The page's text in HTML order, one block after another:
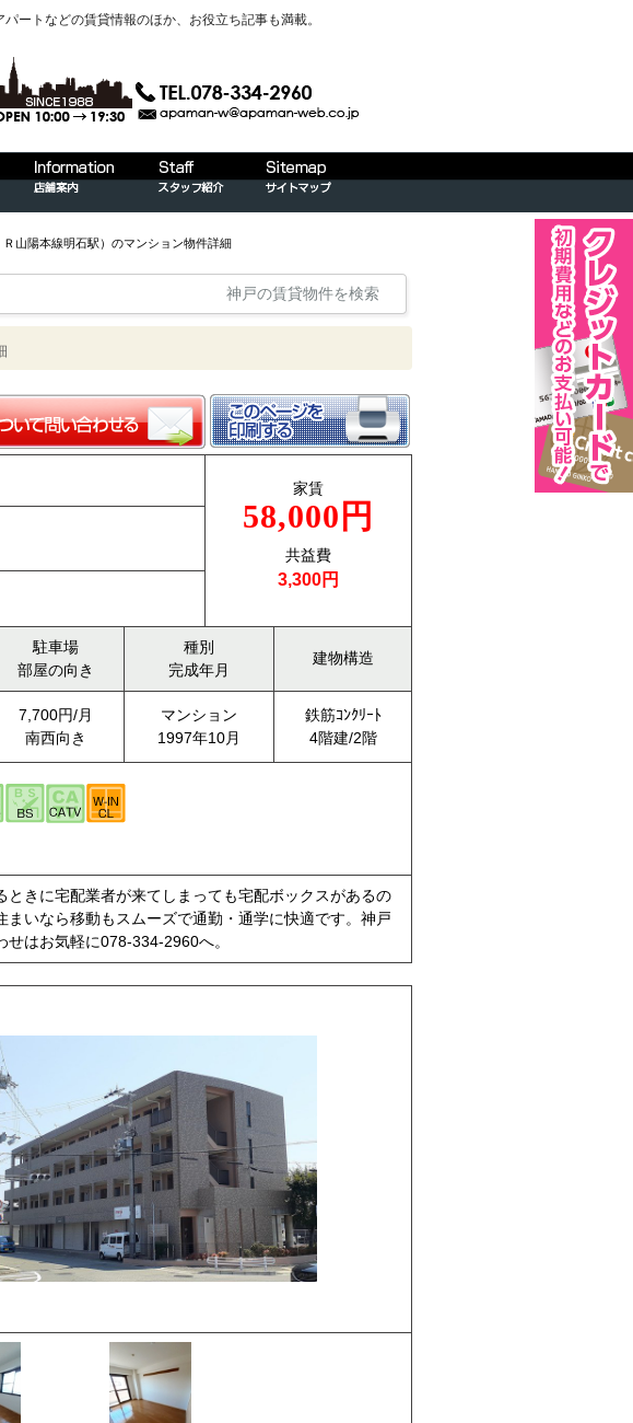
ートなどの賃貸情報のほか、お役立ち記事も満載。
山陽本線明石駅）のマンション物件詳細
神戸の賃貸物件を検索
家賃
58,000円
共益費
3,300円
駐車場
部屋の向き
種別
完成年月
建物構造
7,700円/月
南西向き
マンション
1997年10月
鉄筋ｺﾝｸﾘｰﾄ
4階建/2階
きに宅配業者が来てしまっても宅配ボックスがあるの
いなら移動もスムーズで通勤・通学に快適です。神戸
はお気軽に078-334-2960へ。